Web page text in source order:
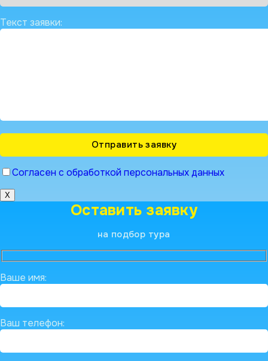
Текст заявки:
Согласен с обработкой персональных данных
X
Оставить заявку
на подбор тура
Ваше имя:
Ваш телефон: